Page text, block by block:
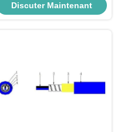
optique blindée
Discuter Maintenant